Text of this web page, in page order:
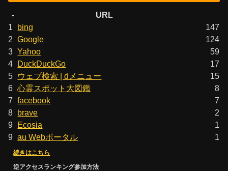
-
URL
1
bing
147
2 Google
124
3 Yahoo
59
4 DuckDuckGo
17
5
ウェブ検索 | dメニュー
15
6 心霊スポット大図鑑
8
7 facebook
7
8 brave
2
9 Ecosia
1
9 au Webポータル 1
続きはこちら
逆アクセスランキング参加方法